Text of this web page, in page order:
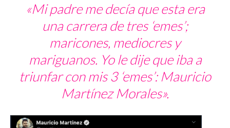
«Mi padre me decía que esta era
una carrera de tres ‘emes’;
maricones, mediocres y
mariguanos. Yo le dije que iba a
triunfar con mis 3 ‘emes’: Mauricio
Martínez Morales».